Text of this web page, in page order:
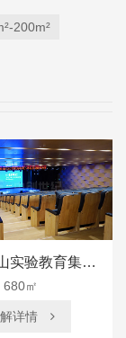
200m²
深圳市南山实验教育集团南海中学多功能厅
680㎡
详情 